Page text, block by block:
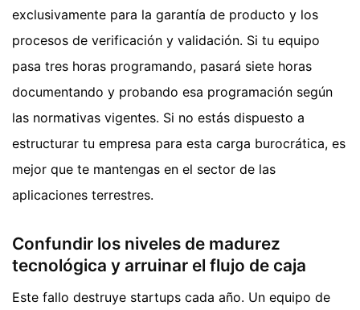
exclusivamente para la garantía de producto y los
procesos de verificación y validación. Si tu equipo
pasa tres horas programando, pasará siete horas
documentando y probando esa programación según
las normativas vigentes. Si no estás dispuesto a
estructurar tu empresa para esta carga burocrática, es
mejor que te mantengas en el sector de las
aplicaciones terrestres.
Confundir los niveles de madurez
tecnológica y arruinar el flujo de caja
Este fallo destruye startups cada año. Un equipo de